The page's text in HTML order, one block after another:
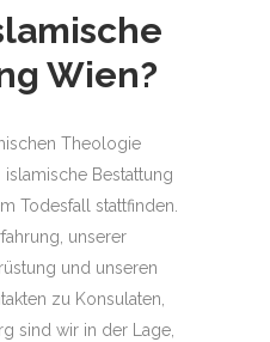
Wien?
Theologie
Bestattung
Todesfall stattfinden.
unserer
und unseren
zu Konsulaten,
sind wir in der Lage,